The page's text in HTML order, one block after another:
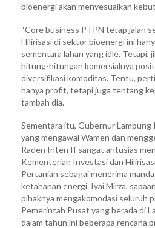
bioenergi akan menyesuaikan
“Core business PTPN tetap jalan
Hilirisasi di sektor bioenergi ini
sementara lahan yang idle. Tetapi,
hitung-hitungan komersialnya
diversifikasi komoditas. Tentu,
hanya profit, tetapi juga tentang
tambah dia.
Sementara itu, Gubernur Lampung
yang mengawal Wamen dan
Raden Inten II sangat antusias
Kementerian Investasi dan
Pertanian sebagai menerima
ketahanan energi. Iyai Mirza,
pihaknya mengakomodasi seluruh
Pemerintah Pusat yang berada di
dalam tahun ini beberapa rencana